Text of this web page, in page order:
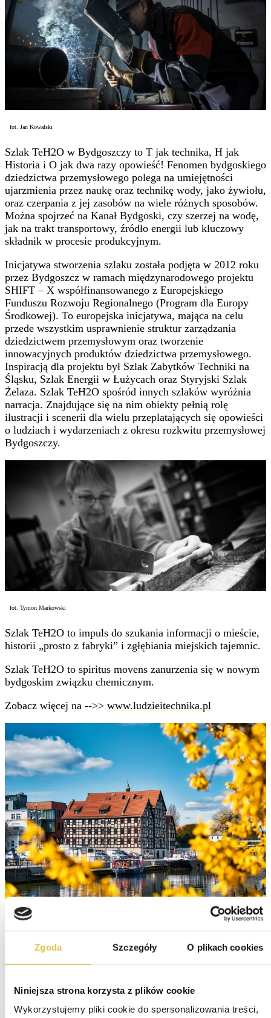
Zgoda Szczegóły O plikach cookies
Niniejsza strona korzysta z plików cookie
Wykorzystujemy pliki cookie do spersonalizowania treści,
fot. Jan Kowalski
Szlak TeH2O w Bydgoszczy to T jak technika, H jak
Historia i O jak dwa razy opowieść! Fenomen bydgoskiego
dziedzictwa przemysłowego polega na umiejętności
ujarzmienia przez naukę oraz technikę wody, jako żywiołu,
oraz czerpania z jej zasobów na wiele różnych sposobów.
Można spojrzeć na Kanał Bydgoski, czy szerzej na wodę,
jak na trakt transportowy, źródło energii lub kluczowy
składnik w procesie produkcyjnym.
Inicjatywa stworzenia szlaku została podjęta w 2012 roku
przez Bydgoszcz w ramach międzynarodowego projektu
SHIFT – X współfinansowanego z Europejskiego
Funduszu Rozwoju Regionalnego (Program dla Europy
Środkowej). To europejska inicjatywa, mająca na celu
przede wszystkim usprawnienie struktur zarządzania
dziedzictwem przemysłowym oraz tworzenie
innowacyjnych produktów dziedzictwa przemysłowego.
Inspiracją dla projektu był Szlak Zabytków Techniki na
Śląsku, Szlak Energii w Łużycach oraz Styryjski Szlak
Żelaza. Szlak TeH2O spośród innych szlaków wyróżnia
narracja. Znajdujące się na nim obiekty pełnią rolę
ilustracji i scenerii dla wielu przeplatających się opowieści
o ludziach i wydarzeniach z okresu rozkwitu przemysłowej
Bydgoszczy.
fot. Tymon Markowski
Szlak TeH2O to impuls do szukania informacji o mieście,
historii „prosto z fabryki” i zgłębiania miejskich tajemnic.
Szlak TeH2O to spiritus movens zanurzenia się w nowym
bydgoskim związku chemicznym.
Zobacz więcej na -->> www.ludzieitechnika.pl